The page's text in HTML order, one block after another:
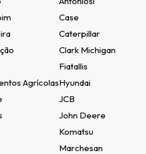
Agrícolas
Case
Caterpillar
Clark Michigan
Fiatallis
Hyundai
JCB
John Deere
Komatsu
Marchesan